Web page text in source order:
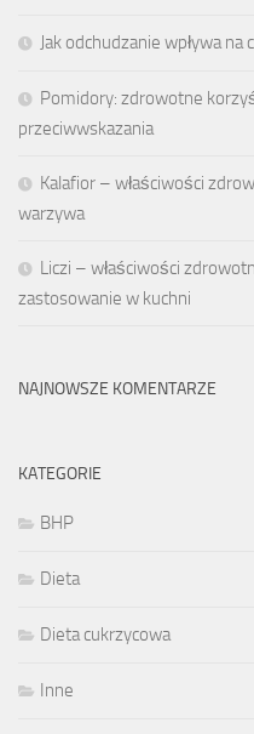
Jak odchudzanie wpływa
Pomidory: zdrowotne
przeciwwskazania
Kalafior – właściwości
warzywa
Liczi – właściwości
zastosowanie w kuchni
NAJNOWSZE KOMENTARZE
KATEGORIE
BHP
Dieta
Dieta cukrzycowa
Inne